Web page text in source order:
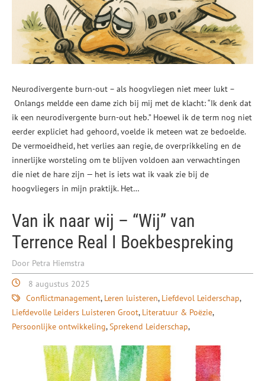
Neurodivergente burn-out – als hoogvliegen niet meer lukt –
Onlangs meldde een dame zich bij mij met de klacht: “Ik denk dat
ik een neurodivergente burn-out heb.” Hoewel ik de term nog niet
eerder expliciet had gehoord, voelde ik meteen wat ze bedoelde.
De vermoeidheid, het verlies aan regie, de overprikkeling en de
innerlijke worsteling om te blijven voldoen aan verwachtingen
die niet de hare zijn — het is iets wat ik vaak zie bij de
hoogvliegers in mijn praktijk. Het…
Van ik naar wij – “Wij” van
Terrence Real I Boekbespreking
Door Petra Hiemstra
8 augustus 2025
Conflictmanagement Leren luisteren Liefdevol Leiderschap
Liefdevolle Leiders Luisteren Groot Literatuur & Poëzie
Persoonlijke ontwikkeling Sprekend Leiderschap